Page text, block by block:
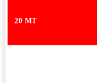
20 MT